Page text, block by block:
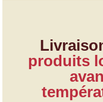
produits